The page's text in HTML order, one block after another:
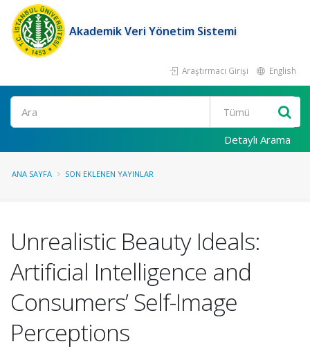
Akademik Veri Yönetim Sistemi
Araştırmacı Girişi English
Ara
Detaylı Arama
ANA SAYFA SON EKLENEN YAYINLAR
Unrealistic Beauty Ideals:
Artificial Intelligence and
Consumers’ Self-Image
Perceptions